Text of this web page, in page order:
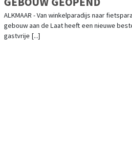
ALKMAAR - Van winkelparadijs naar
gebouw aan de Laat heeft een nieuwe
gastvrije [...]